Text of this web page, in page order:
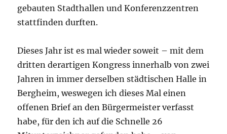
gebauten Stadthallen und Konferenzzentren
stattfinden durften.
Dieses Jahr ist es mal wieder soweit – mit dem
dritten derartigen Kongress innerhalb von zwei
Jahren in immer derselben städtischen Halle in
Bergheim, weswegen ich dieses Mal einen
offenen Brief an den Bürgermeister verfasst
habe, für den ich auf die Schnelle 26